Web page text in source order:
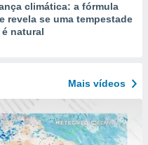
climática: a fórmula
revela se uma tempestade
natural
Mais vídeos